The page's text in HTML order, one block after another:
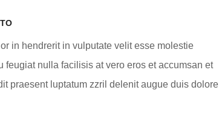
in hendrerit in vulputate velit esse molestie
feugiat nulla facilisis at vero eros et accumsan et
praesent luptatum zzril delenit augue duis dolore